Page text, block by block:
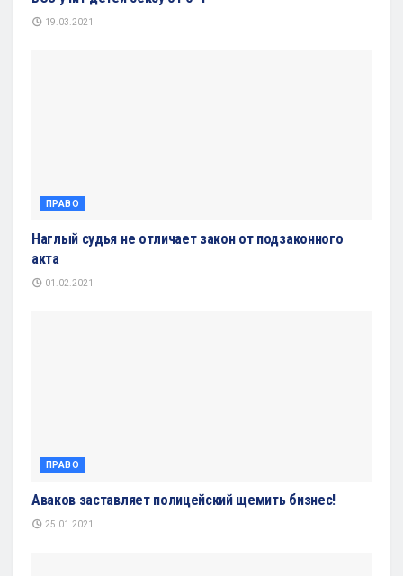
19.03.2021
ПРАВО
Наглый судья не отличает закон от подзаконного
акта
01.02.2021
ПРАВО
Аваков заставляет полицейский щемить бизнес!
25.01.2021